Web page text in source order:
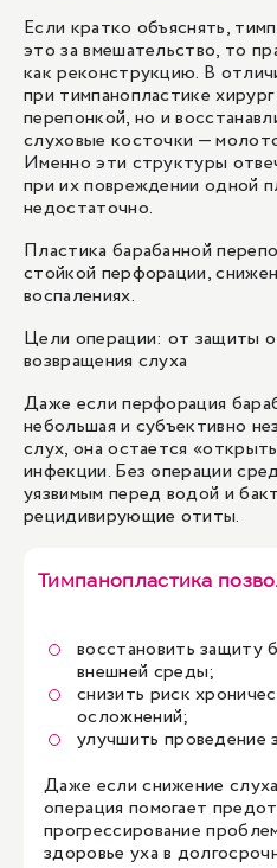
Если кратко объяснять,
это за вмешательство, то
как реконструкцию. В
при тимпанопластике
перепонкой, но и
слуховые косточки —
Именно эти структуры
при их повреждении одной
недостаточно.
Пластика барабанной
стойкой перфорации,
воспалениях.
Цели операции: от защиты
возвращения слуха
Даже если перфорация
небольшая и субъективно
слух, она остается
инфекции. Без операции
уязвимым перед водой и
рецидивирующие отиты.
Тимпанопластика
восстановить защиту
внешней среды;
снизить риск
осложнений;
улучшить проведение
Даже если снижение
операция помогает
прогрессирование
здоровье уха в